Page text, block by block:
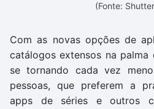
(Fonte:
Com as novas opções de
catálogos extensos na
se tornando cada vez
pessoas, que preferem a
apps de séries e outros